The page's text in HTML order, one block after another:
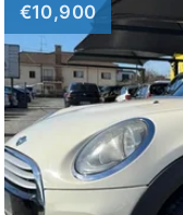
€10,900